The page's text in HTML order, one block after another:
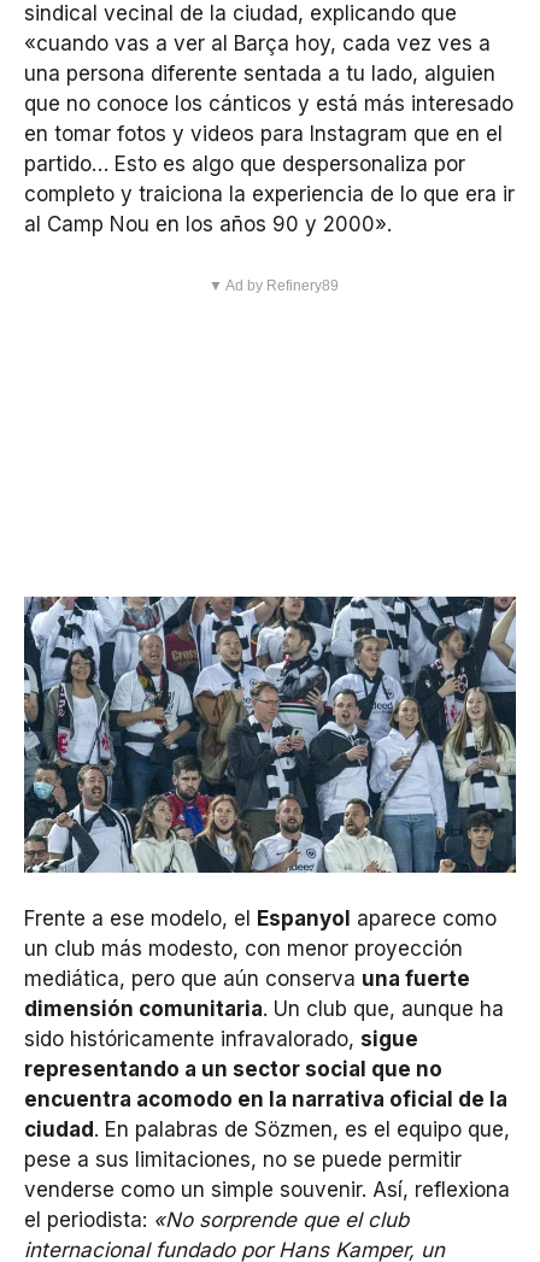
sindical vecinal de la ciudad, explicando que
«cuando vas a ver al Barça hoy, cada vez ves a
una persona diferente sentada a tu lado, alguien
que no conoce los cánticos y está más interesado
en tomar fotos y videos para Instagram que en el
partido… Esto es algo que despersonaliza por
completo y traiciona la experiencia de lo que era ir
al Camp Nou en los años 90 y 2000».
▼ Ad by Refinery89
Frente a ese modelo, el Espanyol aparece como
un club más modesto, con menor proyección
mediática, pero que aún conserva una fuerte
dimensión comunitaria. Un club que, aunque ha
sido históricamente infravalorado, sigue
representando a un sector social que no
encuentra acomodo en la narrativa oficial de la
ciudad. En palabras de Sözmen, es el equipo que,
pese a sus limitaciones, no se puede permitir
venderse como un simple souvenir. Así, reflexiona
el periodista: «No sorprende que el club
internacional fundado por Hans Kamper, un